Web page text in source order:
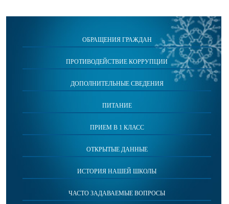
ОБРАЩЕНИЯ ГРАЖДАН
ПРОТИВОДЕЙСТВИЕ КОРРУПЦИИ
ДОПОЛНИТЕЛЬНЫЕ СВЕДЕНИЯ
ПИТАНИЕ
ПРИЕМ В 1 КЛАСС
ОТКРЫТЫЕ ДАННЫЕ
ИСТОРИЯ НАШЕЙ ШКОЛЫ
ЧАСТО ЗАДАВАЕМЫЕ ВОПРОСЫ